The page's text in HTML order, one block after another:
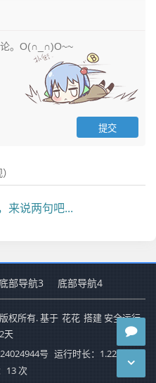
来说两句吧...
部导航3 底部导航4
权所有. 基于 花花 搭建 安全运行
天
号 运行时长：1.221秒 查
13 次